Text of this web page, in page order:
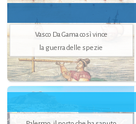
Vasco Da Gama così vince
la guerra delle spezie